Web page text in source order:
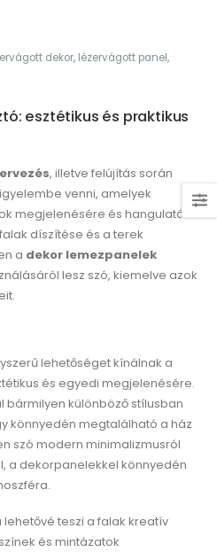
dekor, lézervágott panel,
esztétikus és praktikus
, illetve felújítás során
venni, amelyek
megjelenésére és hangulatára.
díszítése és a terek
a dekor lemezpanelek
lesz szó, kiemelve azok
lehetőséget kínálnak a
és egyedi megjelenésére.
különböző stílusban
könnyedén megtalálható a ház
szó modern minimalizmusról
a dekorpanelekkel könnyedén
teszi a falak kreatív
és mintázatok